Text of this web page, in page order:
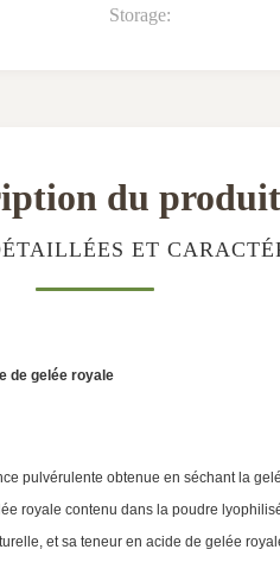
Storage:
du produit
ET
de gelée royale
pulvérulente obtenue en séchant la
royale contenu dans la poudre
et sa teneur en acide de gelée